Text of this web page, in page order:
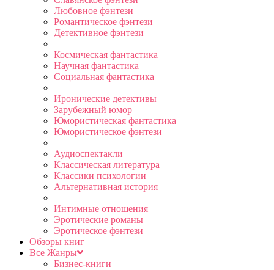
Любовное фэнтези
Романтическое фэнтези
Детективное фэнтези
—————————————
Космическая фантастика
Научная фантастика
Социальная фантастика
—————————————
Иронические детективы
Зарубежный юмор
Юмористическая фантастика
Юмористическое фэнтези
—————————————
Аудиоспектакли
Классическая литература
Классики психологии
Альтернативная история
—————————————
Интимные отношения
Эротические романы
Эротическое фэнтези
Обзоры книг
Все Жанры
Бизнес-книги